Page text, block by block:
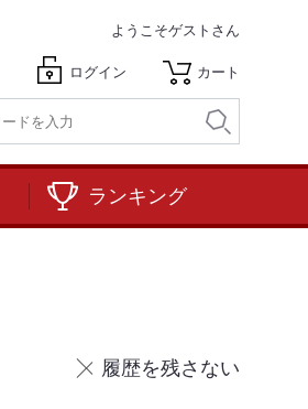
ようこそゲストさん
ログイン カート
ランキング
履歴を残さない